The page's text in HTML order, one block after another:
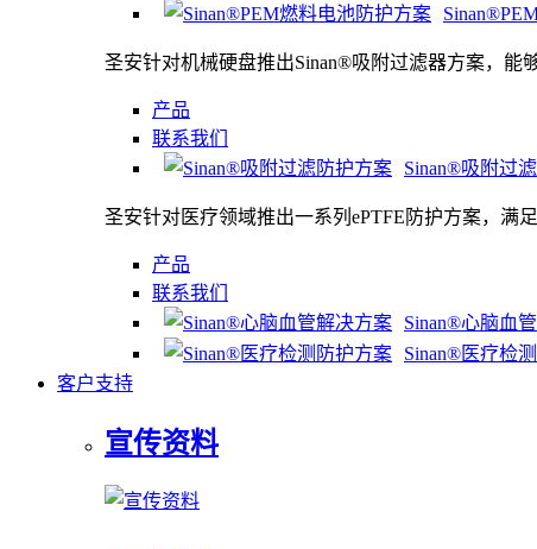
圣安针对机械硬盘推出Sinan®吸附过滤器方案，能
产品
联系我们
Sinan®吸附过
圣安针对医疗领域推出一系列ePTFE防护方案，满
产品
联系我们
Sinan®心脑血
Sinan®医疗检
客户支持
宣传资料